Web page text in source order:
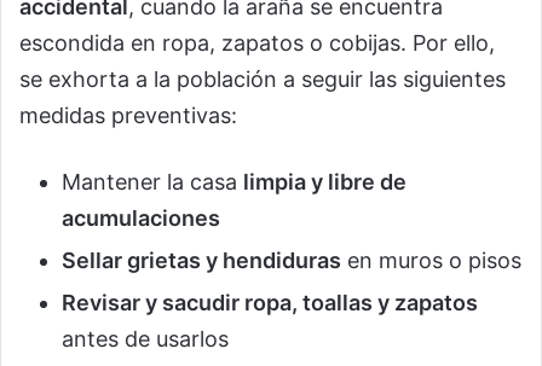
accidental, cuando la araña se encuentra
escondida en ropa, zapatos o cobijas. Por ello,
se exhorta a la población a seguir las siguientes
medidas preventivas:
Mantener la casa limpia y libre de
acumulaciones
Sellar grietas y hendiduras en muros o pisos
Revisar y sacudir ropa, toallas y zapatos
antes de usarlos